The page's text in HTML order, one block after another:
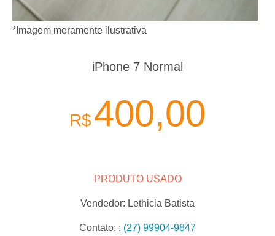
*Imagem meramente ilustrativa
iPhone 7 Normal
R$400,00
PRODUTO USADO
Vendedor: Lethicia Batista
Contato: : (27) 99904-9847